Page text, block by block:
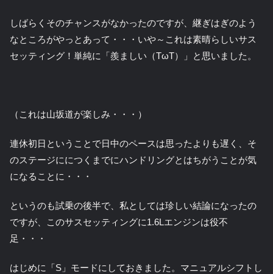
しばらくそのチャンスがなかったのですが、継ぎはぎのよう
なところがやっとあって・・・いや～これは素晴らしいサス
セッティング！単純に「羨ましい（TωT）」と思いました。
（これは山坂道が楽しみ・・・）
連休初日ということで日中のペースは思ったよりも遅く、そ
のステージににつくまでにハンドリングとはちがうことが気
になることに・・・
というのも試乗の後半で、私としては珍しい結論になったの
ですが、このサスセッティングに1.6Lエンジンは役不
足・・・
はじめに「S」モードにしておきました。マニュアルシフトし